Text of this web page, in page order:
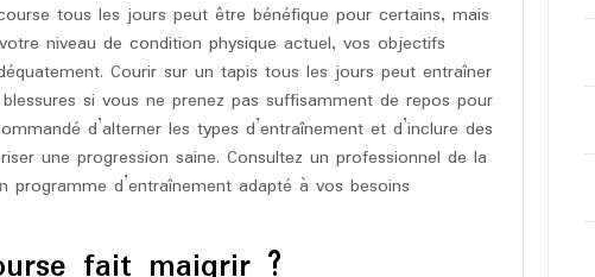
tous les jours peut être bénéfique pour certains, mais
niveau de condition physique actuel, vos objectifs
Courir sur un tapis tous les jours peut entraîner
si vous ne prenez pas suffisamment de repos pour
d’alterner les types d’entraînement et d’inclure des
une progression saine. Consultez un professionnel de la
d’entraînement adapté à vos besoins